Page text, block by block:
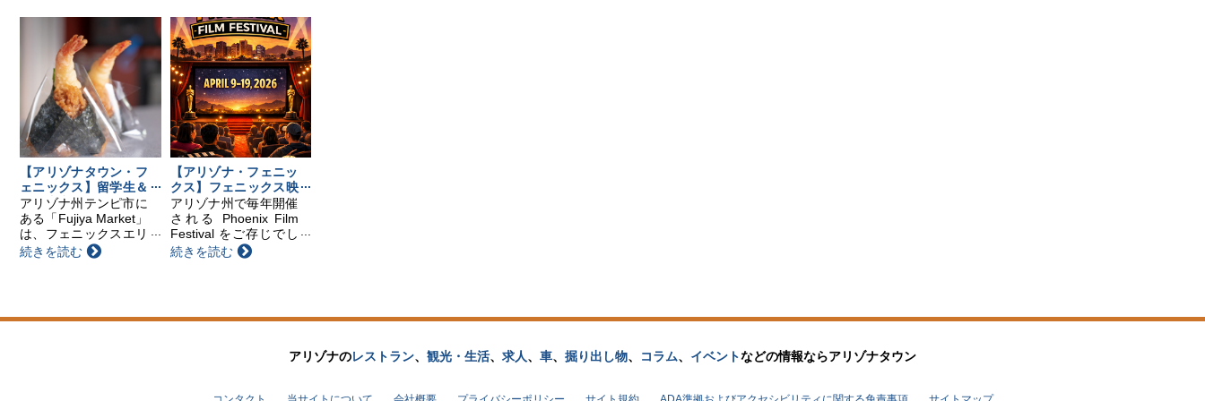
す。（※事前予約制）
付は行いませんのでご
留意ください。 領事
出張サービス スケ
ジ...
べを楽しめるティーテ
イスティングから、本
格的な茶道体験、盆栽
展示、そしてアジア文
化や食・パフォーマ
ン...
【アリゾナタウン・フ
ェニックス】留学生＆
在住者必見！フェニッ
クスの“日本のコンビ
ニ”
アリゾナ州テンピ市に
ある「Fujiya Market」
は、フェニックスエリ
アのほぼ中心に位置す
本人留学生や現地在住
続きを読む
【アリゾナ・フェニッ
クス】フェニックス映
画祭のご紹介
アリゾナ州で毎年開催
される Phoenix Film
Festival をご存じでし
ょうか？ 今年は、4月
日間にわたり...
続きを読む
アリゾナのレストラン、 観光・生活、 求人、 車、 掘り出し物、 コラム、 イベントなどの情報ならアリゾナタウン